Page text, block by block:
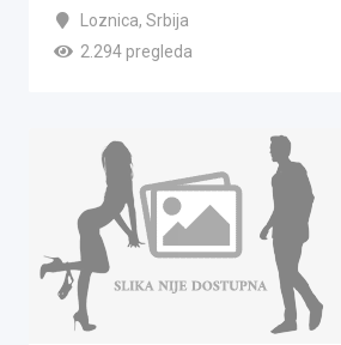
Loznica, Srbija
2.294 pregleda